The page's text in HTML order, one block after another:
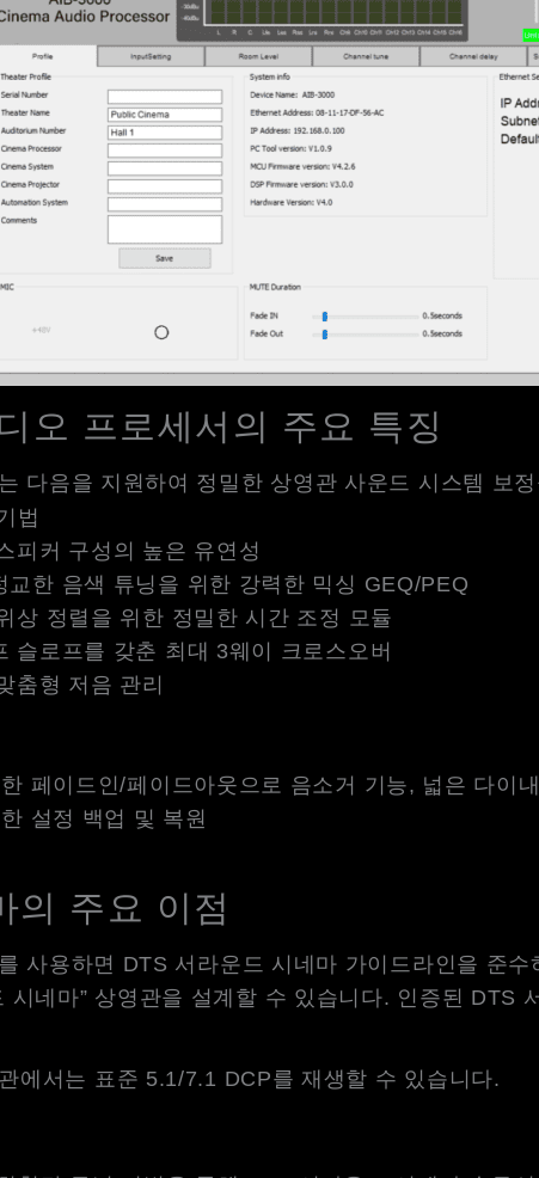
오 프로세서의 주요 특징
다음을 지원하여 정밀한 상영관 사운드 시스템 보
법
피커 구성의 높은 유연성
교한 음색 튜닝을 위한 강력한 믹싱 GEQ/PEQ
상 정렬을 위한 정밀한 시간 조정 모듈
슬로프를 갖춘 최대 3웨이 크로스오버
춤형 저음 관리
페이드인/페이드아웃으로 음소거 기능, 넓은 다이내
설정 백업 및 복원
의 주요 이점
사용하면 DTS 서라운드 시네마 가이드라인을 준
시네마” 상영관을 설계할 수 있습니다. 인증된
에서는 표준 5.1/7.1 DCP를 재생할 수 있습니다.